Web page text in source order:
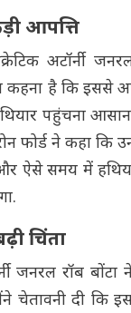
आपत्ति
अटॉर्नी
कहना है कि इससे
पहुंचना
फोर्ड ने कहा कि
ऐसे समय में
चिंता
जनरल रॉब बोंटा
चेतावनी दी कि